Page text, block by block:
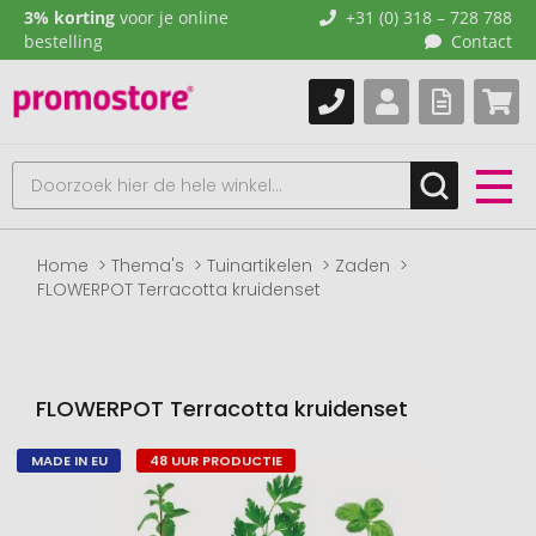
3% korting voor je online
bestelling
+31 (0) 318 – 728 788
Contact
Home Thema's Tuinartikelen
Zaden
FLOWERPOT Terracotta kruidenset
FLOWERPOT Terracotta kruidenset
Naar
MADE IN EU 48 UUR PRODUCTIE